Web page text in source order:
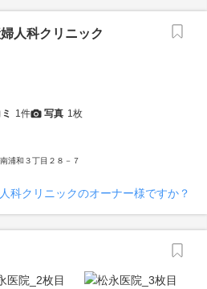
人科クリニック
1件 写真 1枚
浦和３丁目２８－７
科クリニックのオーナー様ですか？